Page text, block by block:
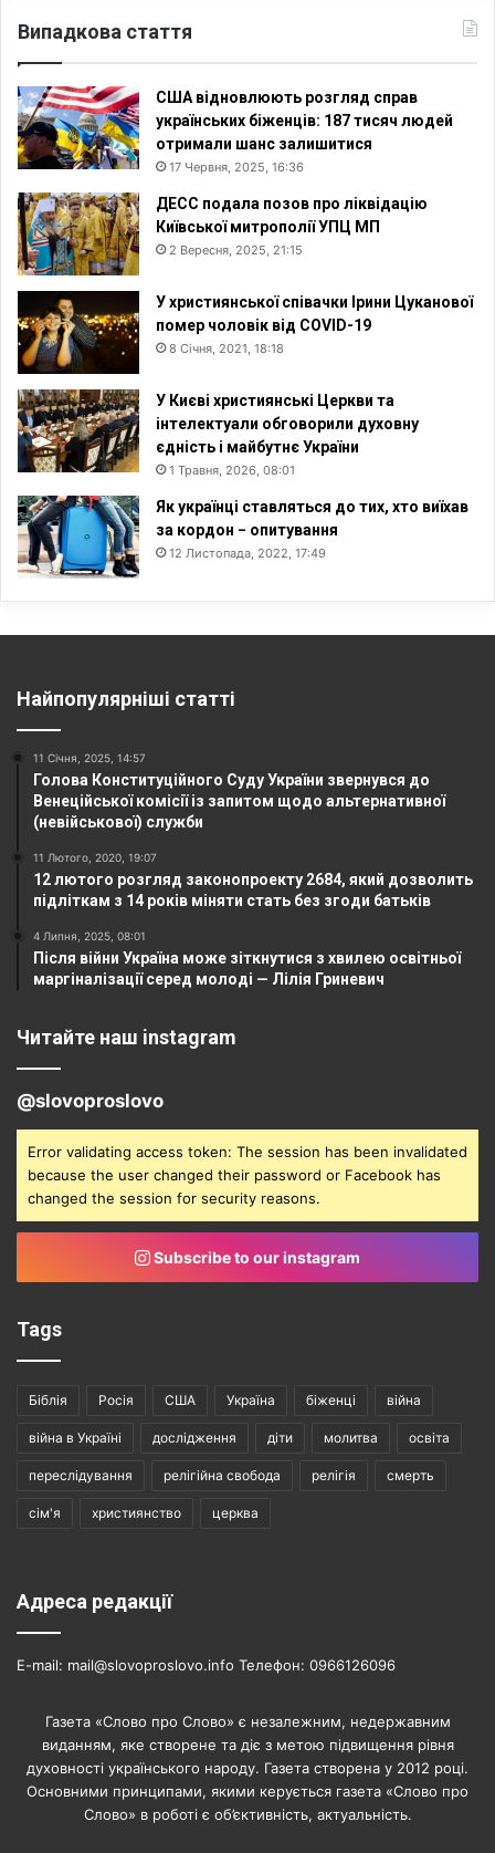
Випадкова стаття
США відновлюють розгляд справ
українських біженців: 187 тисяч людей
отримали шанс залишитися
17 Червня, 2025, 16:36
ДЕСС подала позов про ліквідацію
Київської митрополії УПЦ МП
2 Вересня, 2025, 21:15
У християнської співачки Ірини Цуканової
помер чоловік від COVID-19
8 Січня, 2021, 18:18
У Києві християнські Церкви та
інтелектуали обговорили духовну
єдність і майбутнє України
1 Травня, 2026, 08:01
Як українці ставляться до тих, хто виїхав
за кордон − опитування
12 Листопада, 2022, 17:49
Найпопулярніші статті
11 Січня, 2025, 14:57
Голова Конституційного Суду України звернувся до
Венеційської комісії із запитом щодо альтернативної
(невійськової) служби
11 Лютого, 2020, 19:07
12 лютого розгляд законопроекту 2684, який дозволить
підліткам з 14 років міняти стать без згоди батьків
4 Липня, 2025, 08:01
Після війни Україна може зіткнутися з хвилею освітньої
маргіналізації серед молоді — Лілія Гриневич
Читайте наш instagram
@slovoproslovo
Error validating access token: The session has been invalidated
because the user changed their password or Facebook has
changed the session for security reasons.
Subscribe to our instagram
Tags
Біблія Росія США Україна біженці війна
війна в Україні дослідження діти молитва освіта
переслідування релігійна свобода релігія смерть
сім'я християнство церква
Адреса редакції
E-mail: mail@slovoproslovo.info Телефон: 0966126096
Газета «Слово про Слово» є незалежним, недержавним
виданням, яке створене та діє з метою підвищення рівня
духовності українського народу. Газета створена у 2012 році.
Основними принципами, якими керується газета «Слово про
Слово» в роботі є об’єктивність, актуальність.